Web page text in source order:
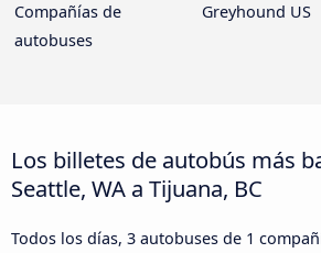
Compañías de
autobuses
Greyhound US
Los billetes de autobús más
Seattle, WA a Tijuana, BC
Todos los días, 3 autobuses de 1